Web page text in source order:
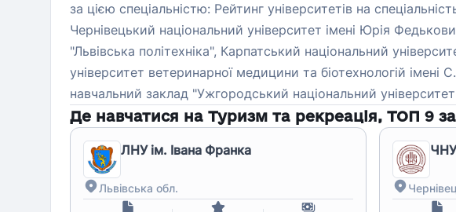
за цією спеціальністю: Рейтинг університетів на
Чернівецький національний університет імені Юрія
"Львівська політехніка", Карпатський національний
університет ветеринарної медицини та біотехнологій
навчальний заклад "Ужгородський національний
Де навчатися на Туризм та рекреація, ТОП 9
ЛНУ ім. Івана Франка
Львівська обл.
ЧНУ